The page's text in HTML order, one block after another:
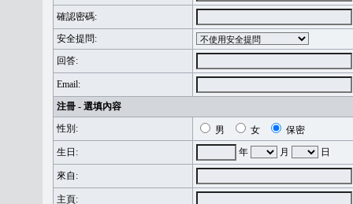
確認密碼:
安全提問:
回答:
Email:
注冊 - 選填內容
性別:
男 女
保密
生日:
年 月 日
來自:
主頁: